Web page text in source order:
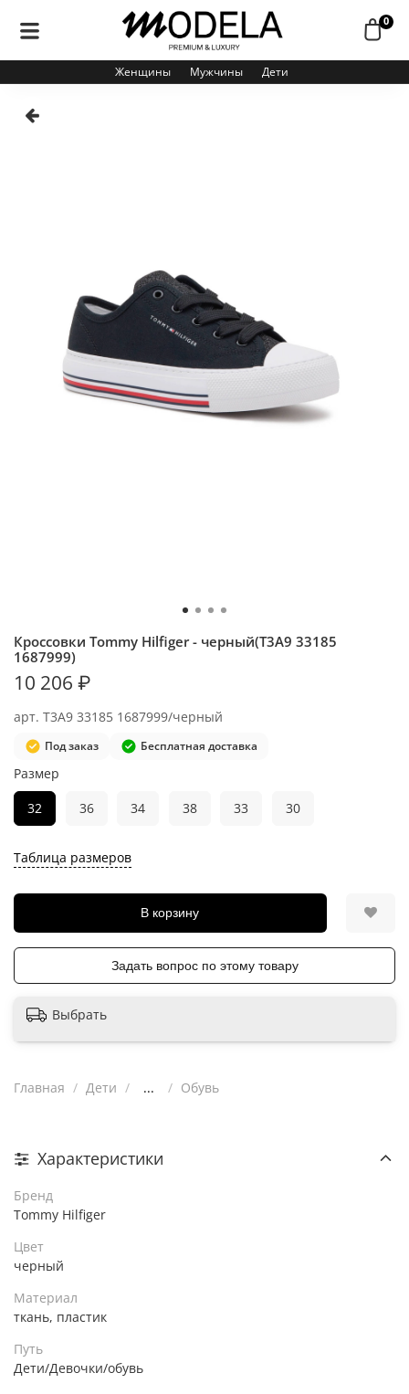
0
Женщины Мужчины Дети
арт. T3A9 33185 1687999/черный
Кроссовки Tommy Hilfiger - черный(T3A9 33185
1687999)
Под заказ Бесплатная доставка
10 206 ₽
Таблица размеров
В корзину
Размер
32
36 34 38 33 30
Задать вопрос по этому товару
Выбрать
Главная Дети ... Обувь
Характеристики
Бренд
Tommy Hilfiger
Цвет
черный
Материал
ткань, пластик
Путь
Дети/Девочки/обувь